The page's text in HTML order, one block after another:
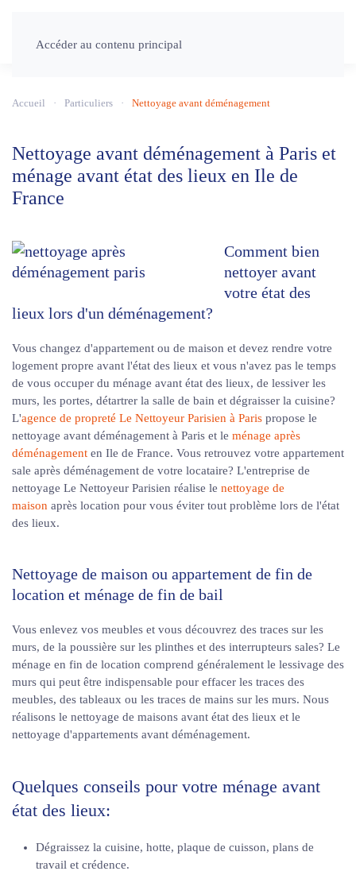
Accéder au contenu principal
Accueil Particuliers Nettoyage avant déménagement
Nettoyage avant déménagement à Paris et
ménage avant état des lieux en Ile de
France
Comment bien
nettoyer avant
votre état des
lieux lors d'un déménagement?
Vous changez d'appartement ou de maison et devez rendre votre
logement propre avant l'état des lieux et vous n'avez pas le temps
de vous occuper du ménage avant état des lieux, de lessiver les
murs, les portes, détartrer la salle de bain et dégraisser la cuisine?
L'agence de propreté Le Nettoyeur Parisien à Paris propose le
nettoyage avant déménagement à Paris et le ménage après
déménagement en Ile de France. Vous retrouvez votre appartement
sale après déménagement de votre locataire? L'entreprise de
nettoyage Le Nettoyeur Parisien réalise le nettoyage de
maison après location pour vous éviter tout problème lors de l'état
des lieux.
Nettoyage de maison ou appartement de fin de
location et ménage de fin de bail
Vous enlevez vos meubles et vous découvrez des traces sur les
murs, de la poussière sur les plinthes et des interrupteurs sales? Le
ménage en fin de location comprend généralement le lessivage des
murs qui peut être indispensable pour effacer les traces des
meubles, des tableaux ou les traces de mains sur les murs. Nous
réalisons le nettoyage de maisons avant état des lieux et le
nettoyage d'appartements avant déménagement.
Quelques conseils pour votre ménage avant
état des lieux:
Dégraissez la cuisine, hotte, plaque de cuisson, plans de
travail et crédence.